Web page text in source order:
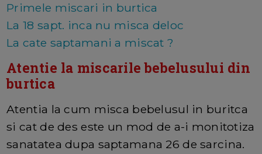
Primele miscari in burtica
La 18 sapt. inca nu misca deloc
La cate saptamani a miscat ?
Atentie la miscarile bebelusului din
burtica
Atentia la cum misca bebelusul in buritca
si cat de des este un mod de a-i monitotiza
sanatatea dupa saptamana 26 de sarcina.